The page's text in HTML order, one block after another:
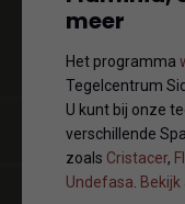
meer
Het programma
Tegelcentrum
U kunt bij onze
verschillende
zoals Cristacer,
Undefasa.